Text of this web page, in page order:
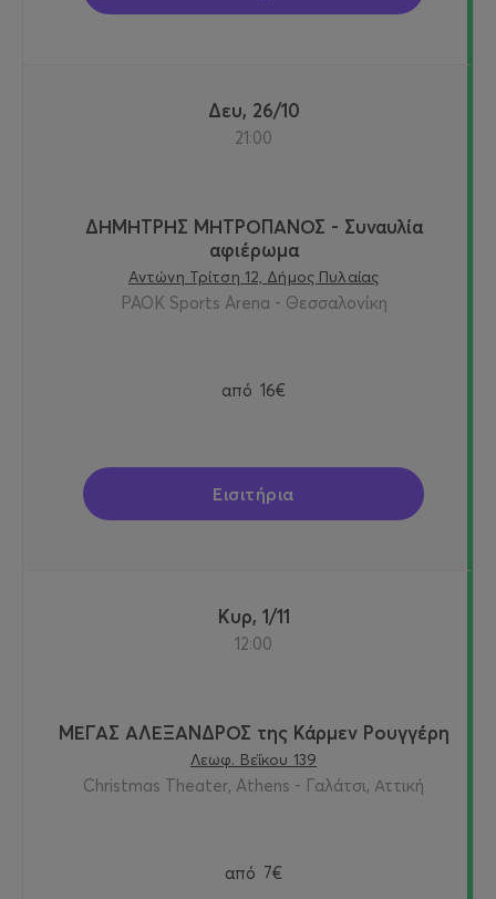
Δευ, 26/10
21:00
ΔΗΜΗΤΡΗΣ ΜΗΤΡΟΠΑΝΟΣ - Συναυλία
αφιέρωμα
Αντώνη Τρίτση 12, Δήμος Πυλαίας
PAOK Sports Arena - Θεσσαλονίκη
από 16€
Εισιτήρια
Κυρ, 1/11
12:00
ΜΕΓΑΣ ΑΛΕΞΑΝΔΡΟΣ της Κάρμεν Ρουγγέρη
Λεωφ. Βεΐκου 139
Christmas Theater, Athens - Γαλάτσι, Αττική
από 7€